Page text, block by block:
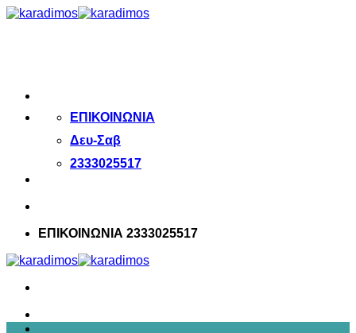
Μετάβαση
ΕΠΙΚΟΙΝΩΝΙΑ
Δευ-Σαβ
2333025517
ΕΠΙΚΟΙΝΩΝΙΑ 2333025517